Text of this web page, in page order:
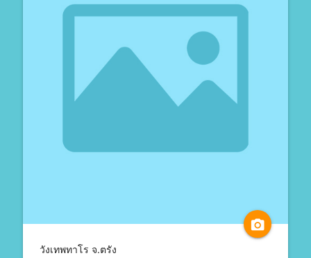
camera_alt
วังเทพทาโร จ.ตรัง